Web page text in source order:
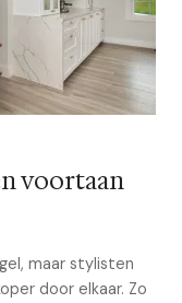
voortaan
maar stylisten
door elkaar. Zo